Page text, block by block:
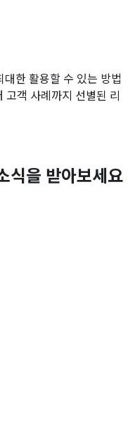
한 활용할 수 있는 방법
객 사례까지 선별된 리
식을 받아보세요